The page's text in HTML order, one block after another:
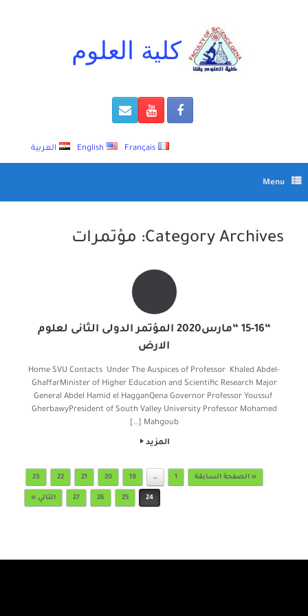
كلية العلوم
العربية English Français
Menu
Category Archives: مؤتمرات
“15-16 “مارس2020 المؤتمر الدولى الثانى لعلوم
الارض
Home SVU Contacts Under The Auspices of Professor Khaled Abdel-
GhaffarMinister of Higher Education and Scientific Research Major
General Abdel Hamid el HagganQena Governor Professor Youssuf
GherbawyPresident of South Valley University Professor Mohamed
Mahgoub […]
المزيد
Post navigation
« الصفحة السابقة 1
…
19
20
21
22
23
24
25
26
27 التالي »